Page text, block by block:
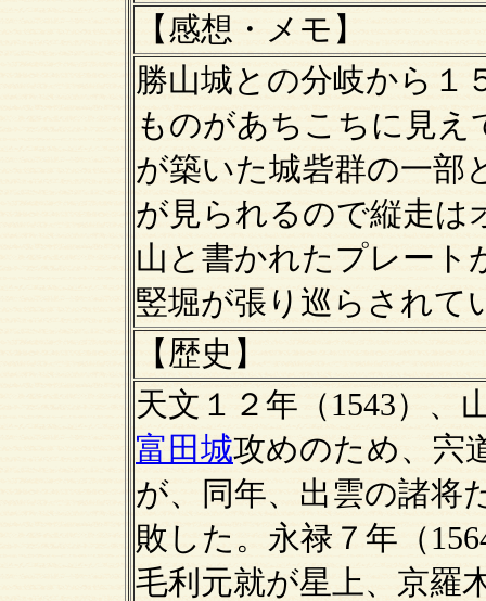
【感想・メモ】
勝山城との分岐から１
ものがあちこちに見
が築いた城砦群の一部
が見られるので縦走は
山と書かれたプレート
竪堀が張り巡らされて
【歴史】
天文１２年（1543）、
富田城攻めのため、宍
が、同年、出雲の諸将
敗した。永禄７年（
毛利元就が星上、京羅